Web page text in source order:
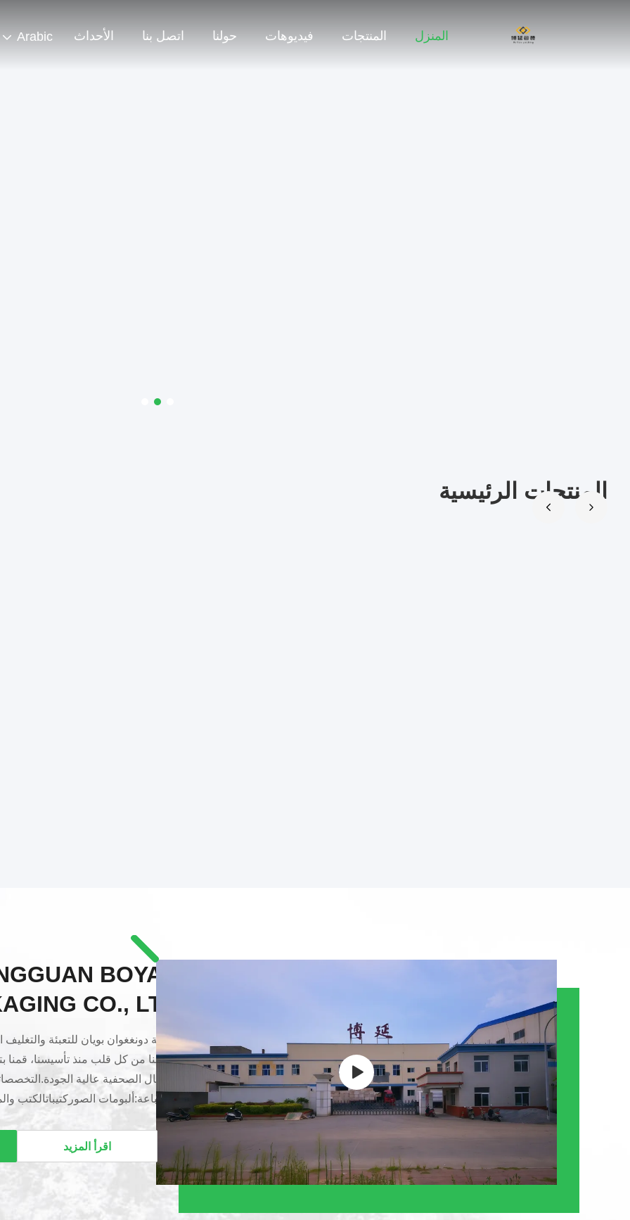
المنزل المنتجات فيديوهات حولنا اتصل بنا الأحداث Arabic
المنتجات الرئيسية
BOYAN
CO., LTD.
شركة دونغغوان بويان للتعبئة
عملائنا من كل قلب منذ تأسيسنا، قمنا
الأعمال الصحفية عالية
والطباعة:ألبومات الصوركتيباتالكتب
متوسطة وذات جودة عالية(مثل صناديق
المثال، المحمولة في اليد، التذكار،
اقرأ المزيد